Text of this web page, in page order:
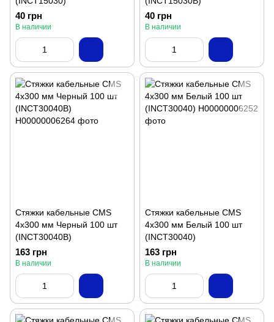
40 грн
В наличии
40 грн
В наличии
Стяжки кабельные CMS
4x300 мм Черный 100 шт
(INCT30040B)
163 грн
В наличии
Стяжки кабельные CMS
4x300 мм Белый 100 шт
(INCT30040)
163 грн
В наличии